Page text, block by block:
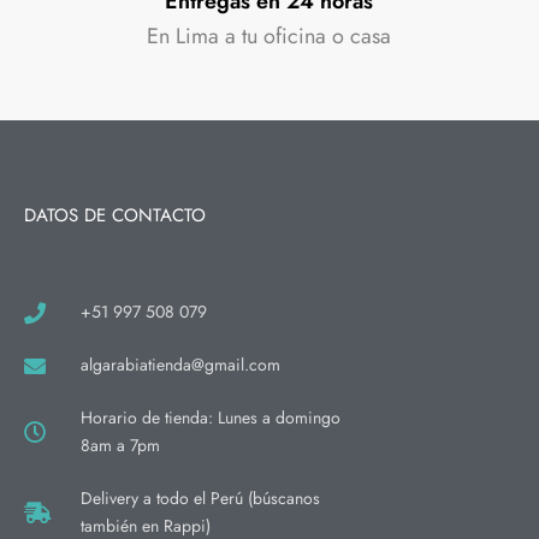
En Lima a tu oficina o casa
DATOS DE CONTACTO
+51 997 508 079
algarabiatienda@gmail.com
Horario de tienda: Lunes a domingo
8am a 7pm
Delivery a todo el Perú (búscanos
también en Rappi)